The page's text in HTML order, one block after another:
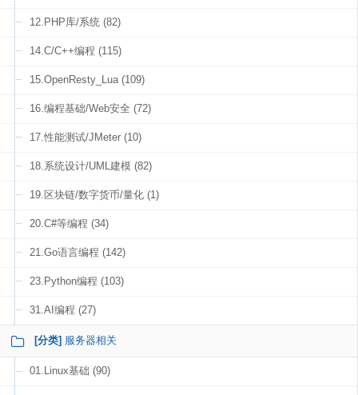
12.PHP库/系统 (82)
14.C/C++编程 (115)
15.OpenResty_Lua (109)
16.编程基础/Web安全 (72)
17.性能测试/JMeter (10)
18.系统设计/UML建模 (82)
19.区块链/数字货币/量化 (1)
20.C#等编程 (34)
21.Go语言编程 (142)
23.Python编程 (103)
31.AI编程 (27)
[分类] 服务器相关
01.Linux基础 (90)